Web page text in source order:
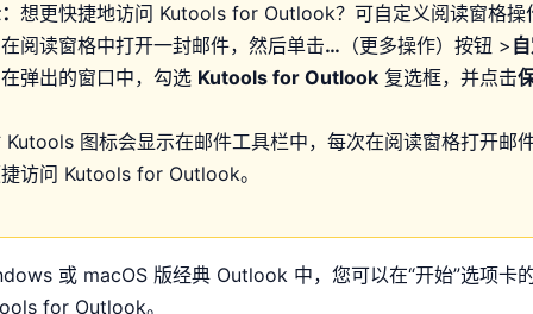
想更快捷地访问 Kutools for Outlook？可自定义阅读窗格操
阅读窗格中打开一封邮件，然后单击… （更多操作）按钮 >
弹出的窗口中，勾选 Kutools for Outlook 复选框，并点击
Kutools 图标会显示在邮件工具栏中，每次在阅读窗格打开邮
访问 Kutools for Outlook。
或 macOS 版经典 Outlook 中，您可以在“开始”选项卡
for Outlook。